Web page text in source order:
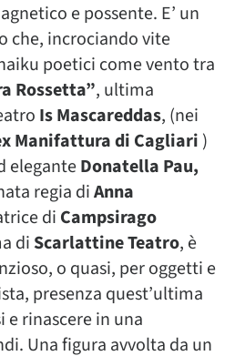
e possente. E’ un
che, incrociando vite
poetici come vento tra
Rossetta”, ultima
Is Mascareddas, (nei
Manifattura di Cagliari )
eleganteDonatella Pau,
regia diAnna
di Campsirago
di Scarlattine Teatro, è
o quasi, per oggetti e
presenza quest’ultima
e rinascere in una
Una figura avvolta da un